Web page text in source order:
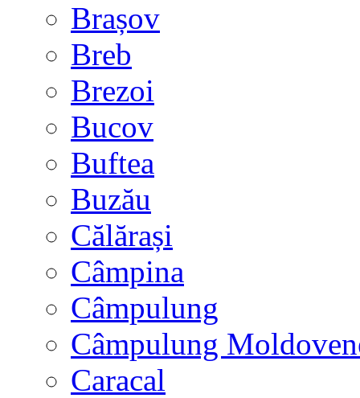
Brașov
Breb
Brezoi
Bucov
Buftea
Buzău
Călărași
Câmpina
Câmpulung
Câmpulung
Caracal